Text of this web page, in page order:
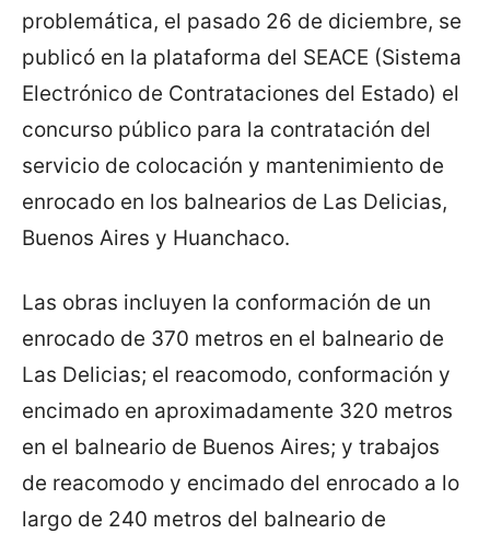
problemática, el pasado 26 de diciembre, se
publicó en la plataforma del SEACE (Sistema
Electrónico de Contrataciones del Estado) el
concurso público para la contratación del
servicio de colocación y mantenimiento de
enrocado en los balnearios de Las Delicias,
Buenos Aires y Huanchaco.
Las obras incluyen la conformación de un
enrocado de 370 metros en el balneario de
Las Delicias; el reacomodo, conformación y
encimado en aproximadamente 320 metros
en el balneario de Buenos Aires; y trabajos
de reacomodo y encimado del enrocado a lo
largo de 240 metros del balneario de